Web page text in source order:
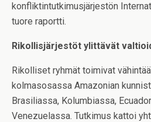
konfliktintutkimusjärjestön
tuore raportti.
Rikollisjärjestöt ylittävät
Rikolliset ryhmät toimivat
kolmasosassa Amazonian
Brasiliassa, Kolumbiassa,
Venezuelassa. Tutkimus kattoi